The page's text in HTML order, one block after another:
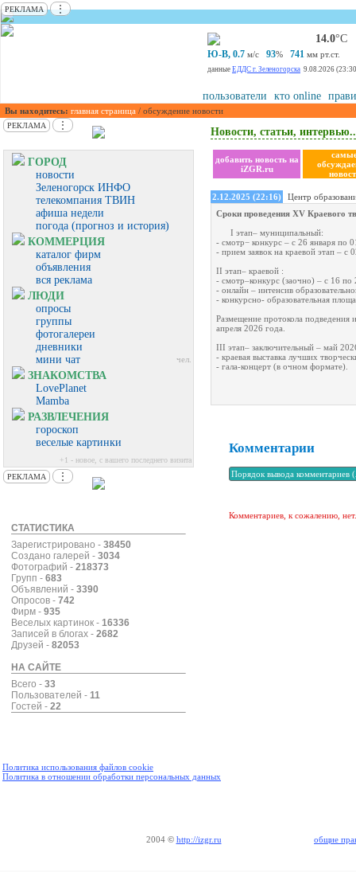
РЕКЛАМА ⋮
14.0°С
Ю-В, 0.7 м/с 93% 741 мм рт.ст.
данные ЕДДС г. Зеленогорска 9.08.2026
пользователи кто online
Вы находитесь: главная страница / обсуждение новости
РЕКЛАМА ⋮
ГОРОД
новости
Зеленогорск ИНФО
телекомпания ТВИН
афиша недели
погода (прогноз и история)
КОММЕРЦИЯ
каталог фирм
объявления
вся реклама
ЛЮДИ
опросы
группы
фотогалереи
дневники
мини чат
чел.
ЗНАКОМСТВА
LovePlanet
Mamba
РАЗВЛЕЧЕНИЯ
гороскоп
веселые картинки
+1 - новое, с вашего последнего визита
РЕКЛАМА
⋮
СТАТИСТИКА
Зарегистрировано - 38450
Создано галерей - 3034
Фотографий - 218373
Групп - 683
Объявлений - 3390
Опросов - 742
Фирм - 935
Веселых картинок - 16336
Записей в блогах - 2682
Друзей - 82053
НА САЙТЕ
Всего - 33
Пользователей - 11
Гостей - 22
Новости, статьи,
добавить новость на
iZGR.ru
2.12.2025 (22:16)
Центр
Сроки проведения XV Краевого
I этап– муниципальный:
- смотр− конкурс – с 26 января по
- прием заявок на краевой этап – с
II этап– краевой :
- смотр–конкурс (заочно) – с 16 по
- онлайн – интенсив
- конкурсно- образовательная
Размещение протокола подведения
апреля 2026 года.
III этап– заключительный – май
- краевая выставка лучших
- гала-концерт (в очном формате).
Комментарии
Комментариев, к сожалению, нет.
Политика использования файлов cookie
Политика в отношении обработки персональных данных
2004 © http://izgr.ru общие